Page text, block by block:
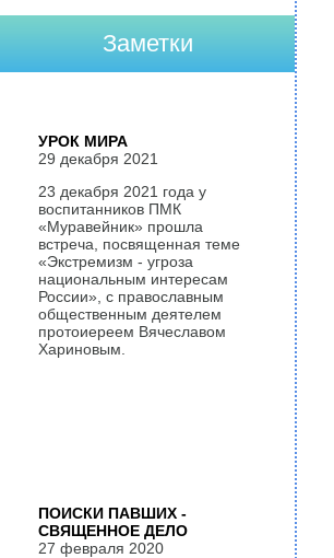
Заметки
УРОК МИРА
29 декабря 2021
23 декабря 2021 года у
воспитанников ПМК
«Муравейник» прошла
встреча, посвященная теме
«Экстремизм - угроза
национальным интересам
России», с православным
общественным деятелем
протоиереем Вячеславом
Хариновым.
ПОИСКИ ПАВШИХ -
СВЯЩЕННОЕ ДЕЛО
27 февраля 2020